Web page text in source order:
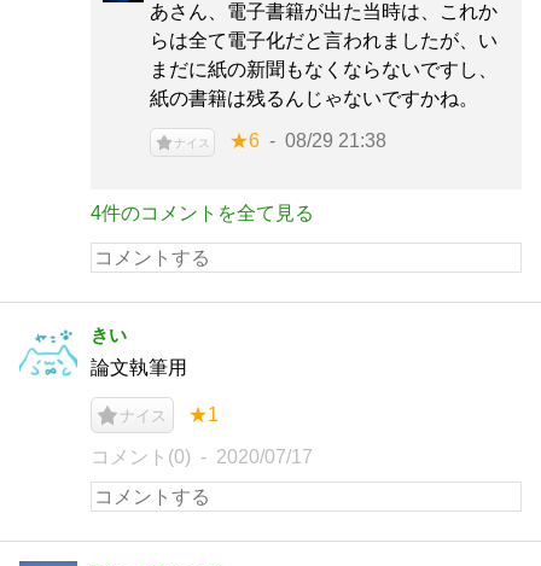
あさん、電子書籍が出た当時は、これか
らは全て電子化だと言われましたが、い
まだに紙の新聞もなくならないですし、
紙の書籍は残るんじゃないですかね。
ナイス ★6 08/29 21:38
4件のコメントを全て見る
きい
論文執筆用
ナイス ★1
コメント(0) 2020/07/17